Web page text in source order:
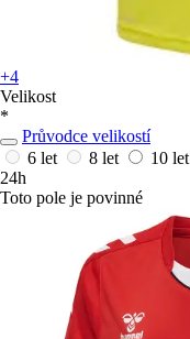
+4
Velikost
*
Průvodce velikostí
6 let
8 let 10 let
24h
Toto pole je povinné